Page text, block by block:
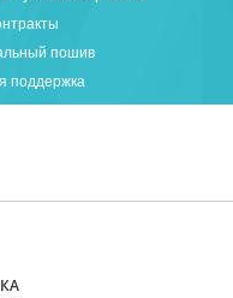
пошив
поддержка